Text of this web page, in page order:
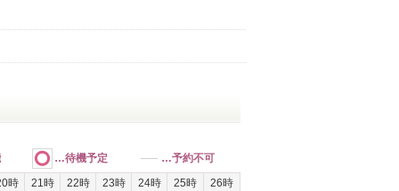
…待機予定
…予約不可
時
21時 22時 23時 24時 25時 26時